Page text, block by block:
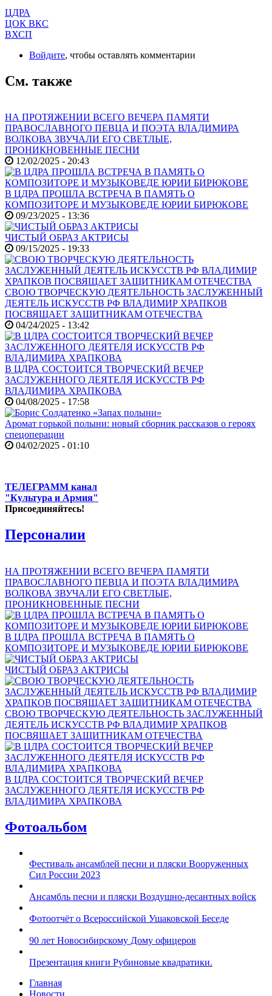
ЦДРА
ЦОК ВКС
ВХСП
Войдите, чтобы оставлять комментарии
См. также
НА ПРОТЯЖЕНИИ ВСЕГО ВЕЧЕРА ПАМЯТИ
ПРАВОСЛАВНОГО ПЕВЦА И ПОЭТА ВЛАДИМИРА
ВОЛКОВА ЗВУЧАЛИ ЕГО СВЕТЛЫЕ,
ПРОНИКНОВЕННЫЕ ПЕСНИ
12/02/2025 - 20:43
В ЦДРА ПРОШЛА ВСТРЕЧА В ПАМЯТЬ О
КОМПОЗИТОРЕ И МУЗЫКОВЕДЕ ЮРИИ БИРЮКОВЕ
09/23/2025 - 13:36
ЧИСТЫЙ ОБРАЗ АКТРИСЫ
09/15/2025 - 19:33
СВОЮ ТВОРЧЕСКУЮ ДЕЯТЕЛЬНОСТЬ ЗАСЛУЖЕННЫЙ
ДЕЯТЕЛЬ ИСКУССТВ РФ ВЛАДИМИР ХРАПКОВ
ПОСВЯЩАЕТ ЗАЩИТНИКАМ ОТЕЧЕСТВА
04/24/2025 - 13:42
В ЦДРА СОСТОИТСЯ ТВОРЧЕСКИЙ ВЕЧЕР
ЗАСЛУЖЕННОГО ДЕЯТЕЛЯ ИСКУССТВ РФ
ВЛАДИМИРА ХРАПКОВА
04/08/2025 - 17:58
Аромат горькой полыни: новый сборник рассказов о героях
спецоперации
04/02/2025 - 01:10
ТЕЛЕГРАММ канал
"Культура и Армия"
Присоединяйтесь!
Персоналии
НА ПРОТЯЖЕНИИ ВСЕГО ВЕЧЕРА ПАМЯТИ
ПРАВОСЛАВНОГО ПЕВЦА И ПОЭТА ВЛАДИМИРА
ВОЛКОВА ЗВУЧАЛИ ЕГО СВЕТЛЫЕ,
ПРОНИКНОВЕННЫЕ ПЕСНИ
В ЦДРА ПРОШЛА ВСТРЕЧА В ПАМЯТЬ О
КОМПОЗИТОРЕ И МУЗЫКОВЕДЕ ЮРИИ БИРЮКОВЕ
ЧИСТЫЙ ОБРАЗ АКТРИСЫ
СВОЮ ТВОРЧЕСКУЮ ДЕЯТЕЛЬНОСТЬ ЗАСЛУЖЕННЫЙ
ДЕЯТЕЛЬ ИСКУССТВ РФ ВЛАДИМИР ХРАПКОВ
ПОСВЯЩАЕТ ЗАЩИТНИКАМ ОТЕЧЕСТВА
В ЦДРА СОСТОИТСЯ ТВОРЧЕСКИЙ ВЕЧЕР
ЗАСЛУЖЕННОГО ДЕЯТЕЛЯ ИСКУССТВ РФ
ВЛАДИМИРА ХРАПКОВА
Фотоальбом
Фестиваль ансамблей песни и пляски Вооруженных
Сил России 2023
Ансамбль песни и пляски Воздушно-десантных войск
Фотоотчёт о Всероссийской Ушаковской Беседе
90 лет Новосибирскому Дому офицеров
Презентация книги Рубиновые квадратики.
Главная
Новости